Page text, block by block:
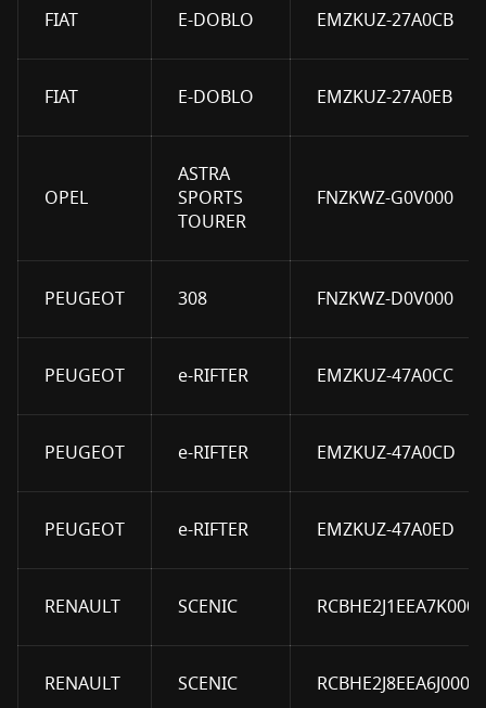
FIAT E-DOBLO EMZKUZ-27A0CB
FIAT E-DOBLO EMZKUZ-27A0EB
OPEL
ASTRA
SPORTS
TOURER
FNZKWZ-G0V000
PEUGEOT 308 FNZKWZ-D0V000
PEUGEOT e-RIFTER EMZKUZ-47A0CC
PEUGEOT e-RIFTER EMZKUZ-47A0CD
PEUGEOT e-RIFTER EMZKUZ-47A0ED
RENAULT SCENIC
RENAULT SCENIC